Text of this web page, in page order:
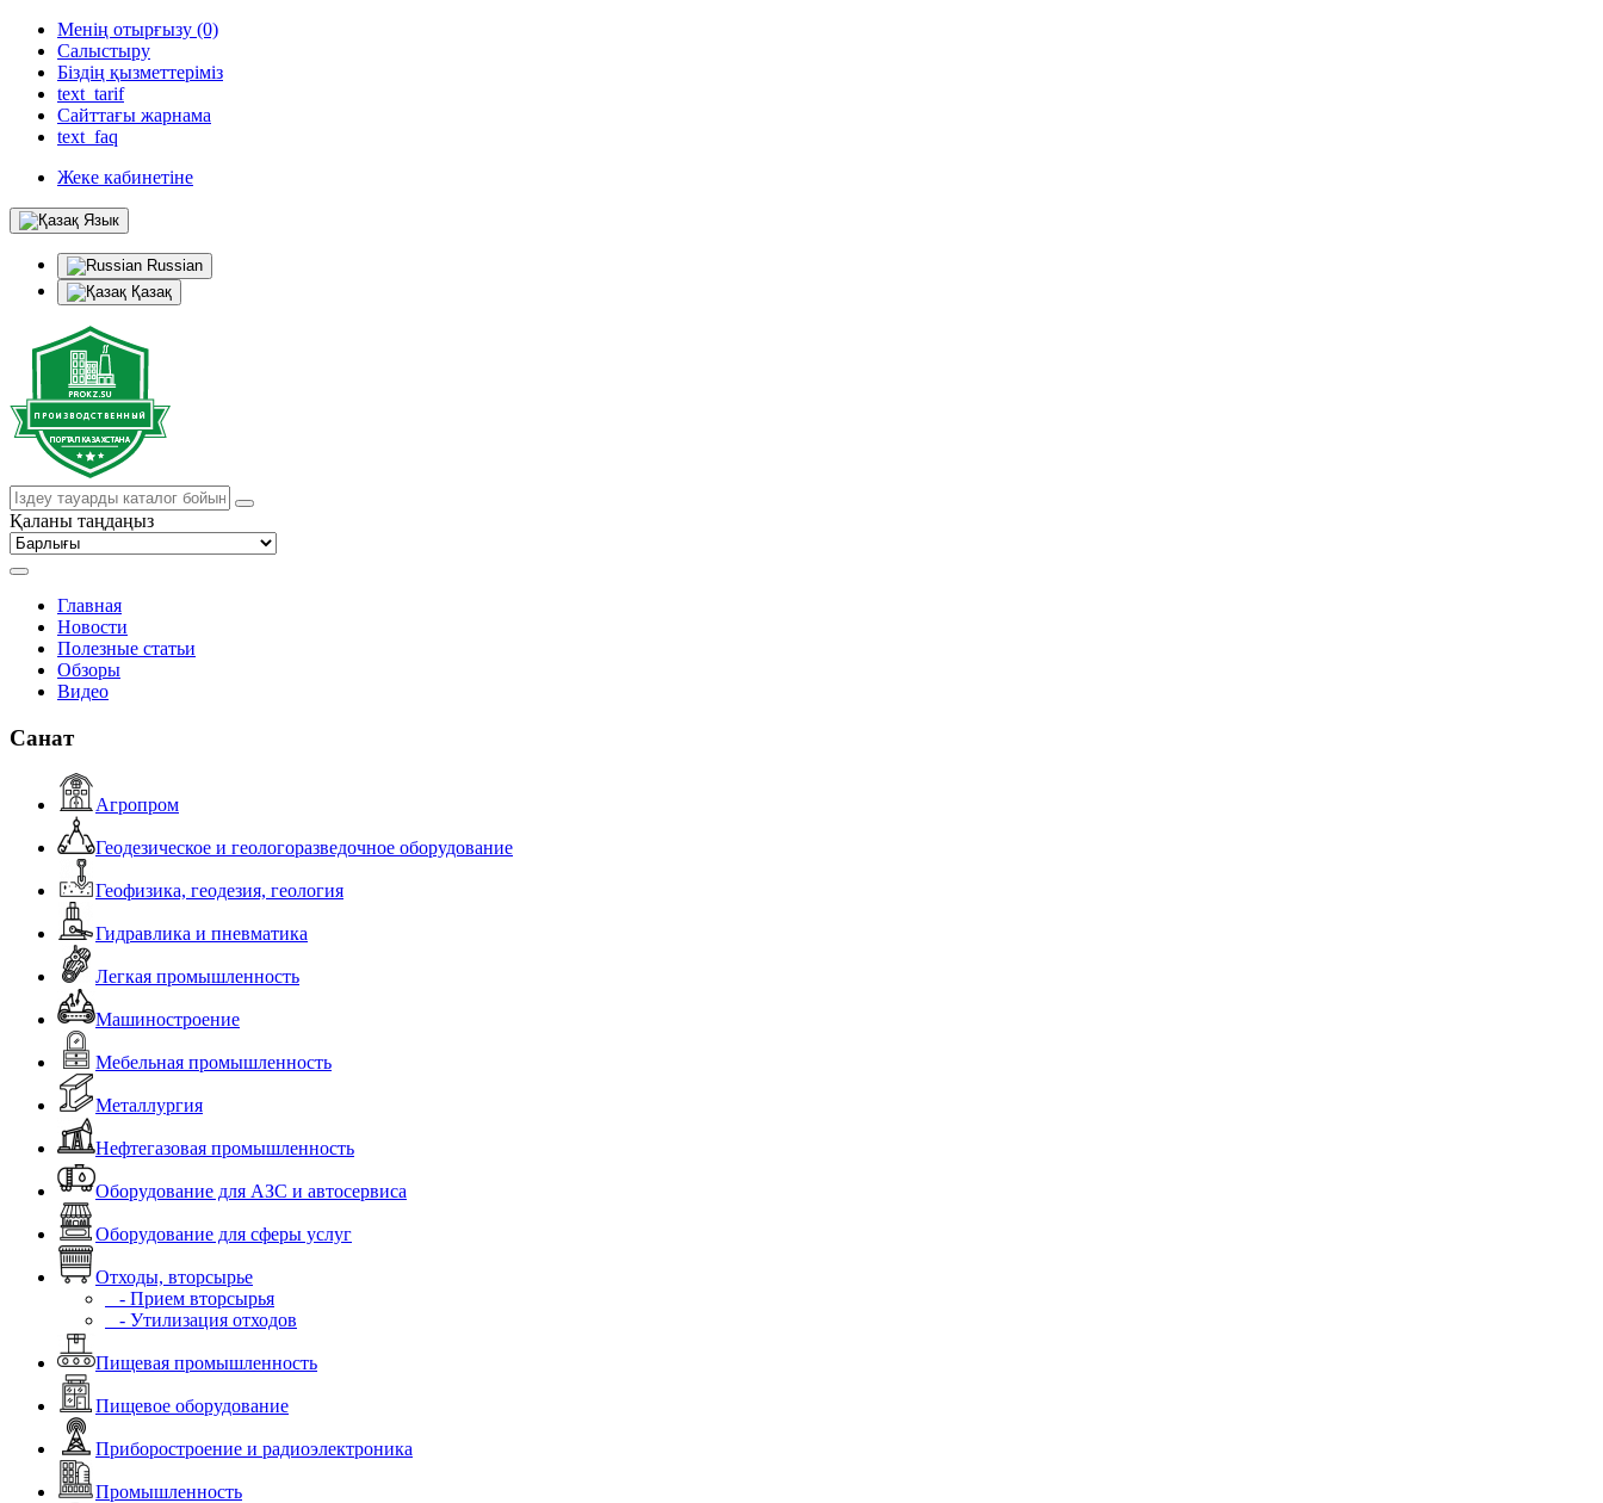
Менің отырғызу (0)
Салыстыру
Біздің қызметтеріміз
text_tarif
Сайттағы жарнама
text_faq
Жеке кабинетіне
Язык
Russian
Қазақ
Қаланы таңдаңыз
Главная
Новости
Полезные статьи
Обзоры
Видео
Санат
Агропром
Геодезическое и геологоразведочное оборудование
Геофизика, геодезия, геология
Гидравлика и пневматика
Легкая промышленность
Машиностроение
Мебельная промышленность
Металлургия
Нефтегазовая промышленность
Оборудование для АЗС и автосервиса
Оборудование для сферы услуг
Отходы, вторсырье
- Прием вторсырья
- Утилизация отходов
Пищевая промышленность
Пищевое оборудование
Приборостроение и радиоэлектроника
Промышленность